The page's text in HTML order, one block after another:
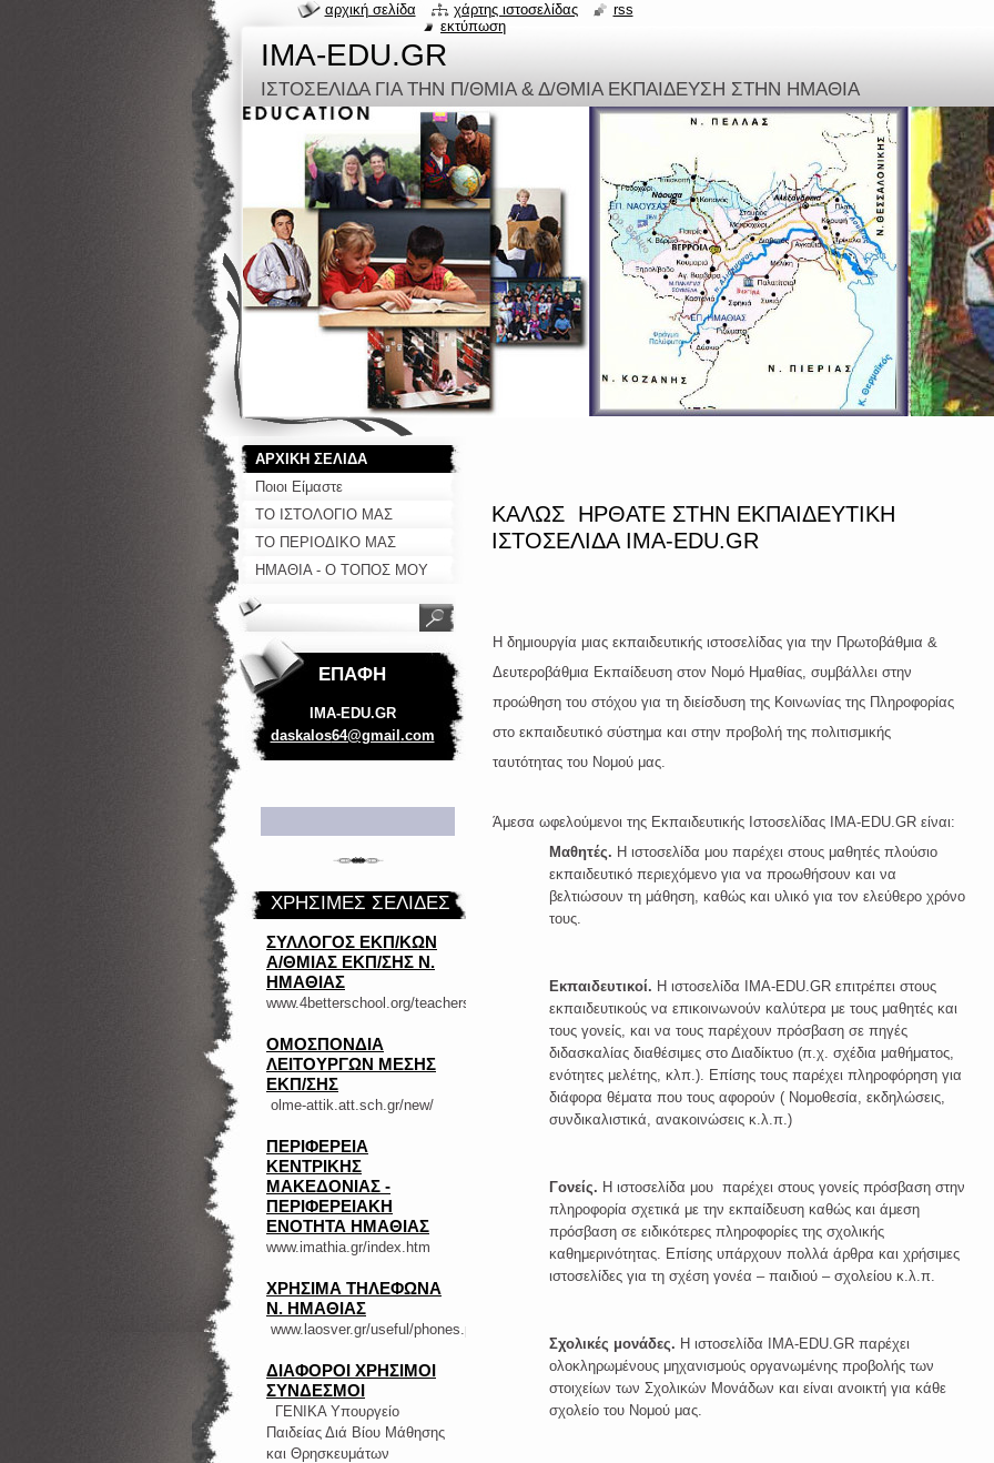
IMA-EDU.GR
ΙΣΤΟΣΕΛΙΔΑ ΓΙΑ ΤΗΝ Π/ΘΜΙΑ & Δ/ΘΜΙΑ ΕΚΠΑΙΔΕΥΣΗ ΣΤΗΝ ΗΜΑΘΙΑ
ΚΑΛΩΣ ΗΡΘΑΤΕ ΣΤΗΝ ΕΚΠΑΙΔΕΥΤΙΚΗ
ΙΣΤΟΣΕΛΙΔΑ IMA-EDU.GR
Η δημιουργία μιας εκπαιδευτικής ιστοσελίδας για την Πρωτοβάθμια &
Δευτεροβάθμια Εκπαίδευση στον Νομό Ημαθίας, συμβάλλει στην
προώθηση του στόχου για τη διείσδυση της Κοινωνίας της Πληροφορίας
στο εκπαιδευτικό σύστημα και στην προβολή της πολιτισμικής
ταυτότητας του Νομού μας.
Άμεσα ωφελούμενοι της Εκπαιδευτικής Ιστοσελίδας IMA-EDU.GR είναι:
Μαθητές. Η ιστοσελίδα μου παρέχει στους μαθητές πλούσιο
εκπαιδευτικό περιεχόμενο για να προωθήσουν και να
βελτιώσουν τη μάθηση, καθώς και υλικό για τον ελεύθερο χρόνο
τους.
Εκπαιδευτικοί. Η ιστοσελίδα IMA-EDU.GR επιτρέπει στους
εκπαιδευτικούς να επικοινωνούν καλύτερα με τους μαθητές και
τους γονείς, και να τους παρέχουν πρόσβαση σε πηγές
διδασκαλίας διαθέσιμες στο Διαδίκτυο (π.χ. σχέδια μαθήματος,
ενότητες μελέτης, κλπ.). Επίσης τους παρέχει πληροφόρηση για
διάφορα θέματα που τους αφορούν ( Νομοθεσία, εκδηλώσεις,
συνδικαλιστικά, ανακοινώσεις κ.λ.π.)
Γονείς. Η ιστοσελίδα μου παρέχει στους γονείς πρόσβαση στην
πληροφορία σχετικά με την εκπαίδευση καθώς και άμεση
πρόσβαση σε ειδικότερες πληροφορίες της σχολικής
καθημερινότητας. Επίσης υπάρχουν πολλά άρθρα και χρήσιμες
ιστοσελίδες για τη σχέση γονέα – παιδιού – σχολείου κ.λ.π.
Σχολικές μονάδες. Η ιστοσελίδα IMA-EDU.GR παρέχει
ολοκληρωμένους μηχανισμούς οργανωμένης προβολής των
στοιχείων των Σχολικών Μονάδων και είναι ανοικτή για κάθε
σχολείο του Νομού μας.
ΑΡΧΙΚΗ ΣΕΛΙΔΑ
Ποιοι Είμαστε
ΤΟ ΙΣΤΟΛΟΓΙΟ ΜΑΣ
ΤΟ ΠΕΡΙΟΔΙΚΟ ΜΑΣ
ΗΜΑΘΙΑ - Ο ΤΟΠΟΣ ΜΟΥ
ΕΠΑΦΉ
IMA-EDU.GR
daskalos64@gmail .com
ΧΡΗΣΙΜΕΣ ΣΕΛΙΔΕΣ
ΣΥΛΛΟΓΟΣ ΕΚΠ/ΚΩΝ
Α/ΘΜΙΑΣ ΕΚΠ/ΣΗΣ Ν.
ΗΜΑΘΙΑΣ
www.4betterschool.org/teachers/
ΟΜΟΣΠΟΝΔΙΑ
ΛΕΙΤΟΥΡΓΩΝ ΜΕΣΗΣ
ΕΚΠ/ΣΗΣ
olme-attik.att.sch.gr/new/
ΠΕΡΙΦΕΡΕΙΑ
ΚΕΝΤΡΙΚΗΣ
ΜΑΚΕΔΟΝΙΑΣ -
ΠΕΡΙΦΕΡΕΙΑΚΗ
ΕΝΟΤΗΤΑ ΗΜΑΘΙΑΣ
www.imathia.gr/index.htm
ΧΡΗΣΙΜΑ ΤΗΛΕΦΩΝΑ
Ν. ΗΜΑΘΙΑΣ
www.laosver.gr/useful/phones.php
ΔΙΑΦΟΡΟΙ ΧΡΗΣΙΜΟΙ
ΣΥΝΔΕΣΜΟΙ
ΓΕΝΙΚΑ Υπουργείο
Παιδείας Διά Βίου Μάθησης
και Θρησκευμάτων
αρχική σελίδα χάρτης ιστοσελίδας
rss
εκτύπωση